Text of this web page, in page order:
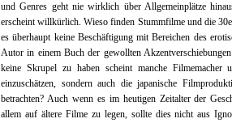
und Genres geht nie wirklich über Allgemeinplätze
erscheint willkürlich. Wieso finden Stummfilme und die
es überhaupt keine Beschäftigung mit Bereichen des
Autor in einem Buch der gewollten
keine Skrupel zu haben scheint manche
einzuschätzen, sondern auch die japanische
betrachten? Auch wenn es im heutigen Zeitalter der
allem auf ältere Filme zu legen, sollte dies nicht aus